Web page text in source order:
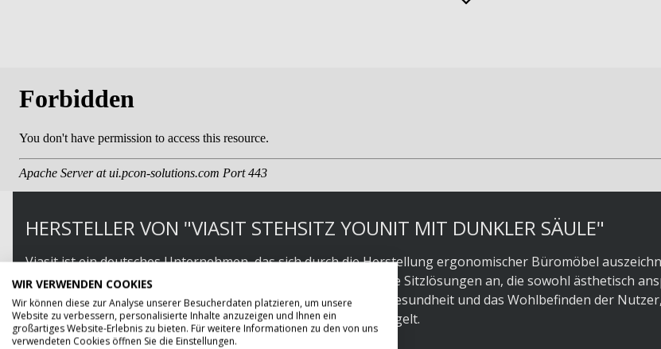
HERSTELLER VON "VIASIT STEHSITZ YOUNIT MIT DUNKLER SÄULE"
Viasit ist ein deutsches Unternehmen, das sich durch die Herstellung ergonomischer Büromöbel
auf Design, Qualität und Nachhaltigkeit bietet Viasit innovative Sitzlösungen an, die sowohl ästhetisch
funktional sind. Das Unternehmen legt großen Wert auf die Gesundheit und das Wohlbefinden der
durchdachten und benutzerfreundlichen Produkten widerspiegelt.
WIR VERWENDEN COOKIES
Wir können diese zur Analyse unserer Besucherdaten platzieren, um unsere
Website zu verbessern, personalisierte Inhalte anzuzeigen und Ihnen ein
großartiges Website-Erlebnis zu bieten. Für weitere Informationen zu den von uns
verwendeten Cookies öffnen Sie die Einstellungen.